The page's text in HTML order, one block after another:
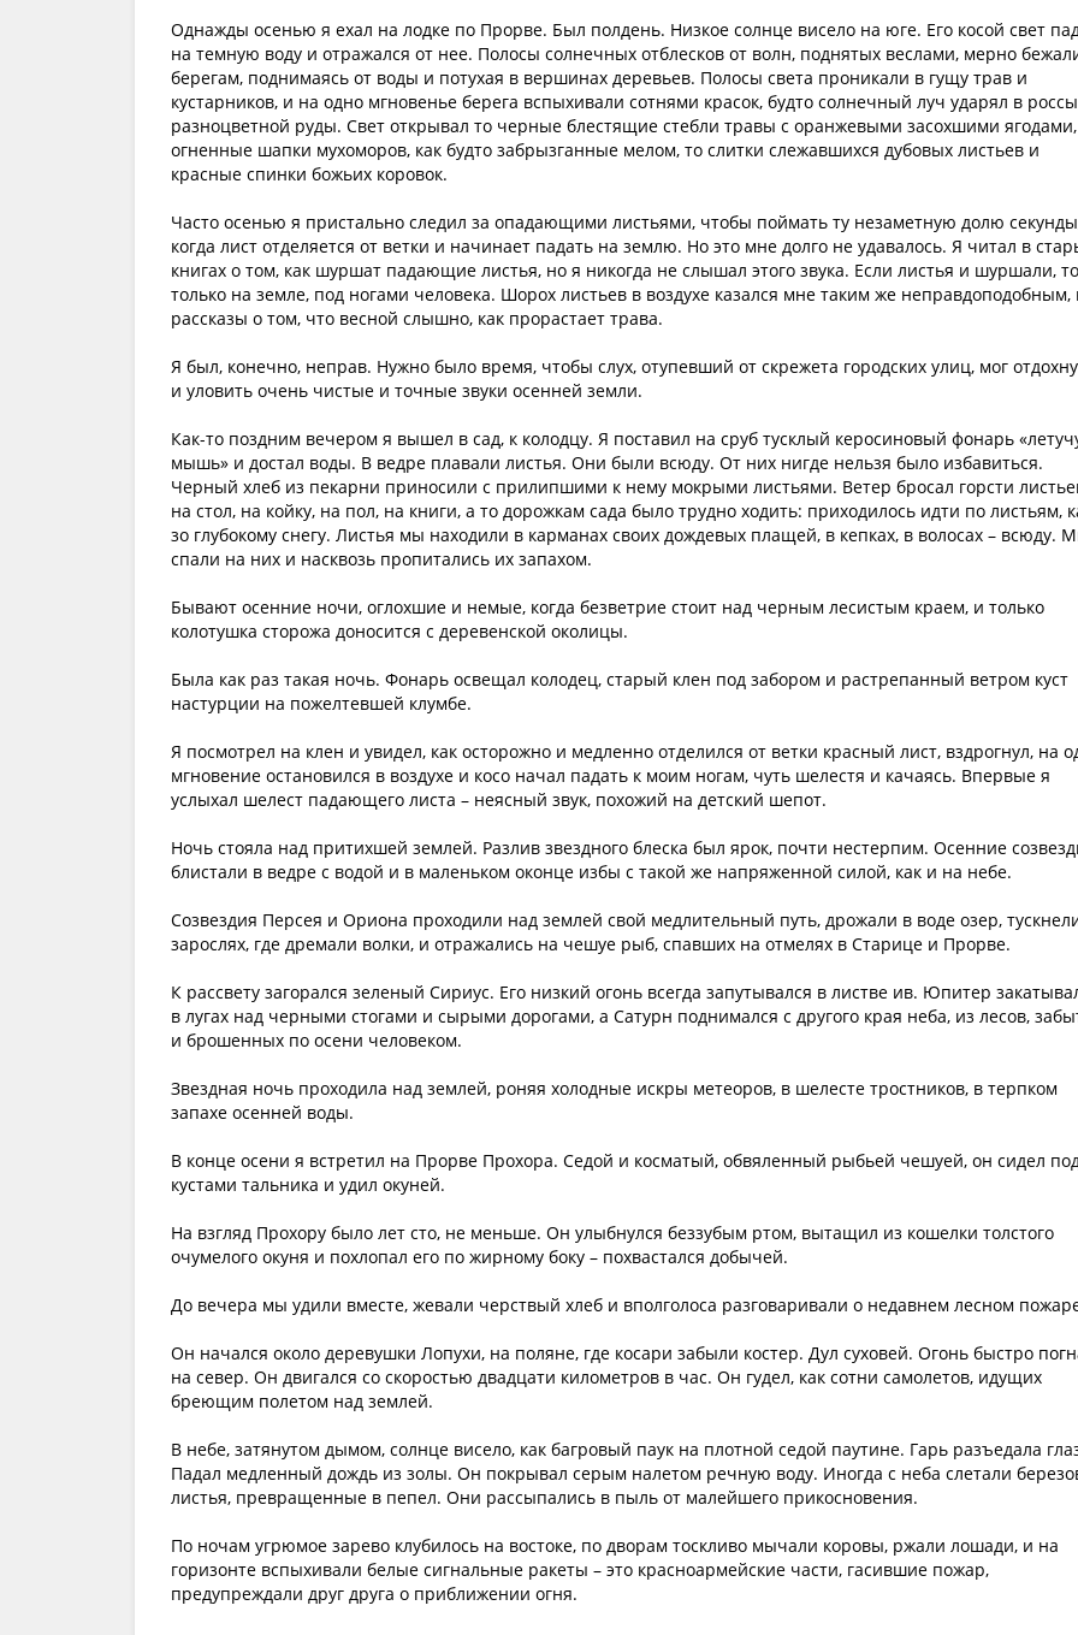
Однажды осенью я ехал на лодке по Прорве. Был полдень. Низкое солнце висело на юге. Его косой свет
на темную воду и отражался от нее. Полосы солнечных отблесков от волн, поднятых веслами, мерно
берегам, поднимаясь от воды и потухая в вершинах деревьев. Полосы света проникали в гущу трав и
кустарников, и на одно мгновенье берега вспыхивали сотнями красок, будто солнечный луч ударял в
разноцветной руды. Свет открывал то черные блестящие стебли травы с оранжевыми засохшими
огненные шапки мухоморов, как будто забрызганные мелом, то слитки слежавшихся дубовых листьев и
красные спинки божьих коровок.
Часто осенью я пристально следил за опадающими листьями, чтобы поймать ту незаметную долю
когда лист отделяется от ветки и начинает падать на землю. Но это мне долго не удавалось. Я читал в
книгах о том, как шуршат падающие листья, но я никогда не слышал этого звука. Если листья и шуршали, то
только на земле, под ногами человека. Шорох листьев в воздухе казался мне таким же неправдоподобным,
рассказы о том, что весной слышно, как прорастает трава.
Я был, конечно, неправ. Нужно было время, чтобы слух, отупевший от скрежета городских улиц, мог
и уловить очень чистые и точные звуки осенней земли.
Как-то поздним вечером я вышел в сад, к колодцу. Я поставил на сруб тусклый керосиновый фонарь
мышь» и достал воды. В ведре плавали листья. Они были всюду. От них нигде нельзя было избавиться.
Черный хлеб из пекарни приносили с прилипшими к нему мокрыми листьями. Ветер бросал горсти
на стол, на койку, на пол, на книги, а то дорожкам сада было трудно ходить: приходилось идти по листьям,
зо глубокому снегу. Листья мы находили в карманах своих дождевых плащей, в кепках, в волосах – всюду.
спали на них и насквозь пропитались их запахом.
Бывают осенние ночи, оглохшие и немые, когда безветрие стоит над черным лесистым краем, и только
колотушка сторожа доносится с деревенской околицы.
Была как раз такая ночь. Фонарь освещал колодец, старый клен под забором и растрепанный ветром куст
настурции на пожелтевшей клумбе.
Я посмотрел на клен и увидел, как осторожно и медленно отделился от ветки красный лист, вздрогнул, на
мгновение остановился в воздухе и косо начал падать к моим ногам, чуть шелестя и качаясь. Впервые я
услыхал шелест падающего листа – неясный звук, похожий на детский шепот.
Ночь стояла над притихшей землей. Разлив звездного блеска был ярок, почти нестерпим. Осенние
блистали в ведре с водой и в маленьком оконце избы с такой же напряженной силой, как и на небе.
Созвездия Персея и Ориона проходили над землей свой медлительный путь, дрожали в воде озер,
зарослях, где дремали волки, и отражались на чешуе рыб, спавших на отмелях в Старице и Прорве.
К рассвету загорался зеленый Сириус. Его низкий огонь всегда запутывался в листве ив. Юпитер
в лугах над черными стогами и сырыми дорогами, а Сатурн поднимался с другого края неба, из лесов,
и брошенных по осени человеком.
Звездная ночь проходила над землей, роняя холодные искры метеоров, в шелесте тростников, в терпком
запахе осенней воды.
В конце осени я встретил на Прорве Прохора. Седой и косматый, обвяленный рыбьей чешуей, он сидел
кустами тальника и удил окуней.
На взгляд Прохору было лет сто, не меньше. Он улыбнулся беззубым ртом, вытащил из кошелки толстого
очумелого окуня и похлопал его по жирному боку – похвастался добычей.
До вечера мы удили вместе, жевали черствый хлеб и вполголоса разговаривали о недавнем лесном
Он начался около деревушки Лопухи, на поляне, где косари забыли костер. Дул суховей. Огонь быстро
на север. Он двигался со скоростью двадцати километров в час. Он гудел, как сотни самолетов, идущих
бреющим полетом над землей.
В небе, затянутом дымом, солнце висело, как багровый паук на плотной седой паутине. Гарь разъедала
Падал медленный дождь из золы. Он покрывал серым налетом речную воду. Иногда с неба слетали
листья, превращенные в пепел. Они рассыпались в пыль от малейшего прикосновения.
По ночам угрюмое зарево клубилось на востоке, по дворам тоскливо мычали коровы, ржали лошади, и на
горизонте вспыхивали белые сигнальные ракеты – это красноармейские части, гасившие пожар,
предупреждали друг друга о приближении огня.